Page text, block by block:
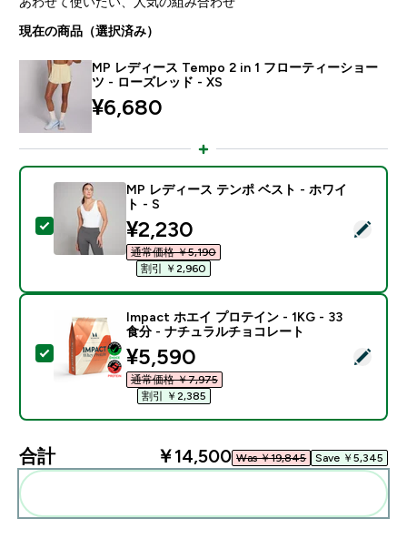
現在の商品（選択済み）
MP レディース Tempo 2 in 1 フローティーショー
ツ - ローズレッド - XS
¥6,680‎
この商品を選択 - MP レディース テンポ ベスト - ホワ
MP レディース テンポ ベスト - ホワイ
ト - S
discounted price
¥2,230‎
通常価格 ￥5,190‎
割引 ￥2,960‎
この商品を選択 - Impact ホエイ プロテイン - 1KG -
Impact ホエイ プロテイン - 1KG - 33
食分 - ナチュラルチョコレート
discounted price
¥5,590‎
通常価格 ￥7,975‎
割引 ￥2,385‎
合計 ￥14,500‎ Was ￥19,845‎ Save ￥5,345‎